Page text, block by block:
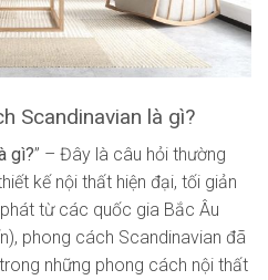
Scandinavian là gì?
gì?” – Đây là câu hỏi thường
kế nội thất hiện đại, tối giản
từ các quốc gia Bắc Âu
phong cách Scandinavian đã
những phong cách nội thất